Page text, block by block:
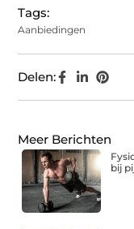
Tags:
Aanbiedingen
Delen:
Meer Berichten
bij